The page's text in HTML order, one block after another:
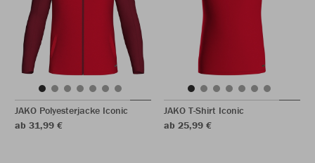
JAKO Polyesterjacke Iconic
ab 31,99 €
JAKO T-Shirt Iconic
ab 25,99 €